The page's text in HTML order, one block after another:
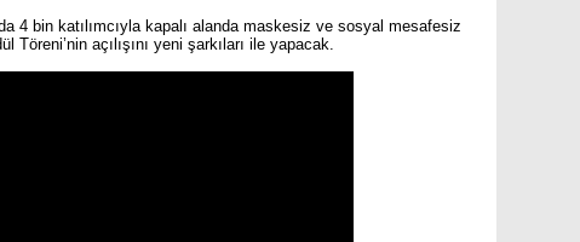
4 bin katılımcıyla kapalı alanda maskesiz ve sosyal mesafesiz
açılışını yeni şarkıları ile yapacak.